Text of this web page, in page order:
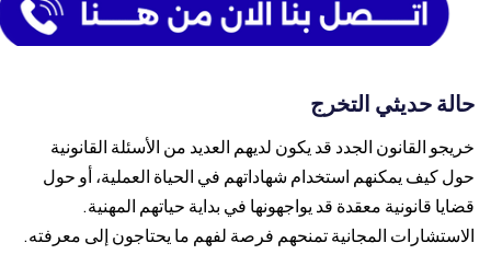
حالة حديثي التخرج
خريجو القانون الجدد قد يكون لديهم العديد من الأسئلة القانونية
حول كيف يمكنهم استخدام شهاداتهم في الحياة العملية، أو حول
قضايا قانونية معقدة قد يواجهونها في بداية حياتهم المهنية.
الاستشارات المجانية تمنحهم فرصة لفهم ما يحتاجون إلى معرفته.